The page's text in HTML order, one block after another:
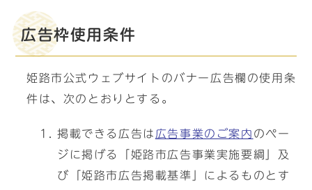
広告枠使用条件
姫路市公式ウェブサイトのバナー広告欄の使用条
件は、次のとおりとする。
掲載できる広告は 広告事業のご案内 のペー
ジに掲げる「姫路市広告事業実施要綱」及
び「姫路市広告掲載基準」によるものとす